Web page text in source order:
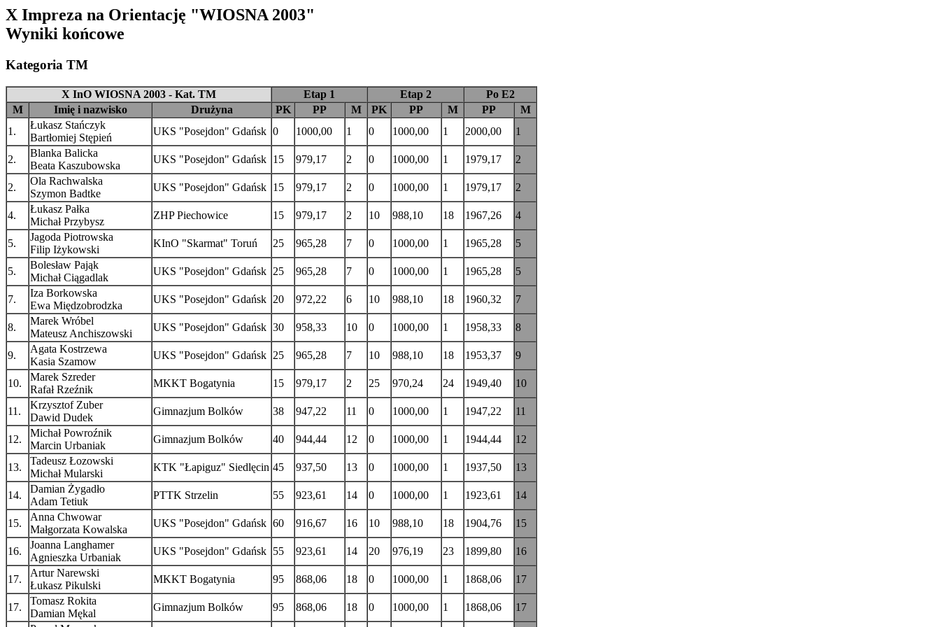
X Impreza na Orientację "WIOSNA 2003"
Wyniki końcowe
Kategoria TM
X InO WIOSNA 2003 - Kat. TM Etap 1 Etap 2
Po E2
M
Imię i nazwisko Drużyna PK PP M PK PP M PP
M
1.
Łukasz Stańczyk
Bartłomiej Stępień
UKS "Posejdon" Gdańsk 0 1000,00 1 0 1000,00 1 2000,00 1
2.
Blanka Balicka
Beata Kaszubowska
UKS "Posejdon" Gdańsk 15 979,17 2 0 1000,00 1 1979,17 2
2.
Ola Rachwalska
Szymon Badtke
UKS "Posejdon" Gdańsk 15 979,17 2 0 1000,00 1 1979,17 2
4.
Łukasz Pałka
Michał Przybysz
ZHP Piechowice 15 979,17 2 10 988,10 18 1967,26 4
5.
Jagoda Piotrowska
Filip Iżykowski
KInO "Skarmat" Toruń 25 965,28 7 0 1000,00 1 1965,28 5
5.
Bolesław Pająk
Michał Ciągadlak
UKS "Posejdon" Gdańsk 25 965,28 7 0 1000,00 1 1965,28 5
7.
Iza Borkowska
Ewa Międzobrodzka
UKS "Posejdon" Gdańsk 20 972,22 6 10 988,10 18 1960,32 7
8.
Marek Wróbel
Mateusz Anchiszowski
UKS "Posejdon" Gdańsk 30 958,33 10 0 1000,00 1 1958,33 8
9.
Agata Kostrzewa
Kasia Szamow
UKS "Posejdon" Gdańsk 25 965,28 7 10 988,10 18 1953,37 9
10.
Marek Szreder
Rafał Rzeźnik
MKKT Bogatynia 15 979,17 2 25 970,24 24 1949,40 10
11.
Krzysztof Zuber
Dawid Dudek
Gimnazjum Bolków 38 947,22 11 0 1000,00 1 1947,22 11
12.
Michał Powroźnik
Marcin Urbaniak
Gimnazjum Bolków 40 944,44 12 0 1000,00 1 1944,44 12
13.
Tadeusz Łozowski
Michał Mularski
KTK "Łapiguz" Siedlęcin 45 937,50 13 0 1000,00 1 1937,50 13
14.
Damian Żygadło
Adam Tetiuk
PTTK Strzelin 55 923,61 14 0 1000,00 1 1923,61 14
15.
Anna Chwowar
Małgorzata Kowalska
UKS "Posejdon" Gdańsk 60 916,67 16 10 988,10 18 1904,76 15
16.
Joanna Langhamer
Agnieszka Urbaniak
UKS "Posejdon" Gdańsk 55 923,61 14 20 976,19 23 1899,80 16
17.
Artur Narewski
Łukasz Pikulski
MKKT Bogatynia 95 868,06 18 0 1000,00 1 1868,06 17
17.
Tomasz Rokita
Damian Mękal
Gimnazjum Bolków 95 868,06 18 0 1000,00 1 1868,06
17